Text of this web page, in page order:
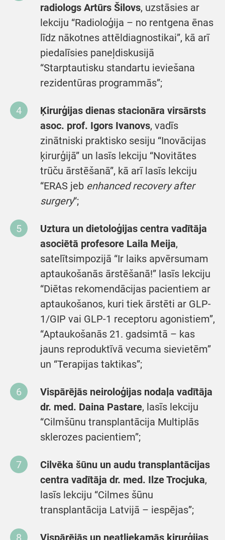
radiologs Artūrs Šilovs, uzstāsies ar
lekciju “Radioloģija – no rentgena ēnas
līdz nākotnes attēldiagnostikai”, kā arī
piedalīsies paneļdiskusijā
“Starptautisku standartu ieviešana
rezidentūras programmās”;
Ķirurģijas dienas stacionāra virsārsts
asoc. prof. Igors Ivanovs, vadīs
zinātniski praktisko sesiju “Inovācijas
ķirurģijā” un lasīs lekciju “Novitātes
trūču ārstēšanā”, kā arī lasīs lekciju
“ERAS jeb enhanced recovery after
surgery“;
Uztura un dietoloģijas centra vadītāja
asociētā profesore Laila Meija,
satelītsimpozijā “Ir laiks apvērsumam
aptaukošanās ārstēšanā!” lasīs lekciju
“Diētas rekomendācijas pacientiem ar
aptaukošanos, kuri tiek ārstēti ar GLP-
1/GIP vai GLP-1 receptoru agonistiem”,
“Aptaukošanās 21. gadsimtā – kas
jauns reproduktīvā vecuma sievietēm”
un “Terapijas taktikas”;
Vispārējās neiroloģijas nodaļa vadītāja
dr. med. Daina Pastare, lasīs lekciju
“Cilmšūnu transplantācija Multiplās
sklerozes pacientiem”;
Cilvēka šūnu un audu transplantācijas
centra vadītāja dr. med. Ilze Trocjuka,
lasīs lekciju “Cilmes šūnu
transplantācija Latvijā – iespējas”;
Vispārējās un neatliekamās ķirurģijas